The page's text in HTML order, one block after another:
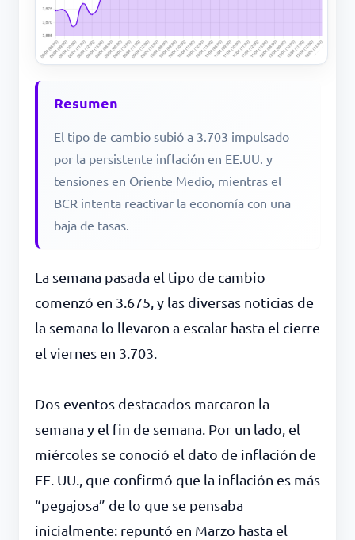
Resumen
El tipo de cambio subió a 3.703 impulsado
por la persistente inflación en EE.UU. y
tensiones en Oriente Medio, mientras el
BCR intenta reactivar la economía con una
baja de tasas.
La semana pasada el tipo de cambio
comenzó en 3.675, y las diversas noticias de
la semana lo llevaron a escalar hasta el cierre
el viernes en 3.703.
Dos eventos destacados marcaron la
semana y el fin de semana. Por un lado, el
miércoles se conoció el dato de inflación de
EE. UU., que confirmó que la inflación es más
“pegajosa” de lo que se pensaba
inicialmente: repuntó en Marzo hasta el